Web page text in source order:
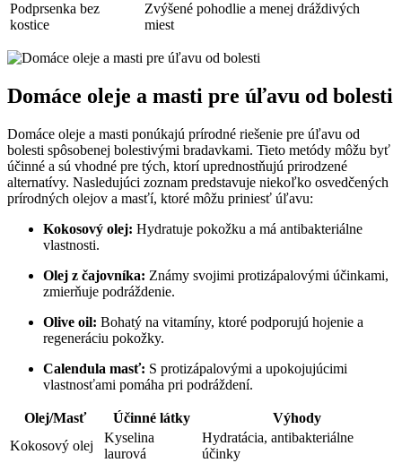
Podprsenka bez
kostice
Zvýšené pohodlie a menej dráždivých
miest
Domáce oleje a masti pre úľavu od bolesti
Domáce oleje a masti ponúkajú prírodné riešenie pre úľavu od
bolesti spôsobenej bolestivými bradavkami. Tieto metódy môžu byť
účinné a sú vhodné pre tých, ktorí uprednostňujú prirodzené
alternatívy. Nasledujúci zoznam predstavuje niekoľko osvedčených
prírodných olejov a masťí, ktoré môžu priniesť úľavu:
Kokosový olej: Hydratuje pokožku a má antibakteriálne
vlastnosti.
Olej z čajovníka: Známy svojimi protizápalovými účinkami,
zmierňuje podráždenie.
Olive oil: Bohatý na vitamíny, ktoré podporujú hojenie a
regeneráciu pokožky.
Calendula masť: S protizápalovými a upokojujúcimi
vlastnosťami pomáha pri podráždení.
Olej/Masť Účinné látky
Výhody
Kokosový olej
Kyselina
laurová
Hydratácia, antibakteriálne
účinky